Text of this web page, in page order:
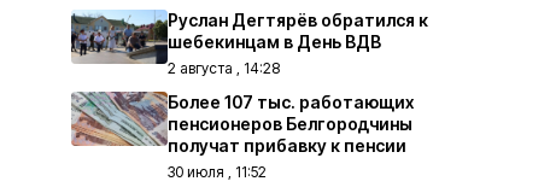
Руслан Дегтярёв обратился к
шебекинцам в День ВДВ
2 августа , 14:28
Более 107 тыс. работающих
пенсионеров Белгородчины
получат прибавку к пенсии
30 июля , 11:52